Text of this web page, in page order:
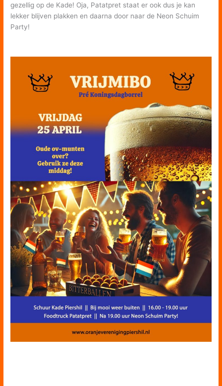
gezellig op de Kade! Oja, Patatpret staat er ook dus je kan
lekker blijven plakken en daarna door naar de Neon Schuim
Party!